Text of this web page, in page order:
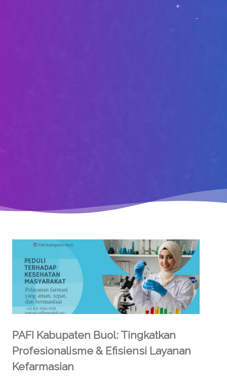
PAFI Kabupaten Buol: Tingkatkan
Profesionalisme & Efisiensi Layanan
Kefarmasian